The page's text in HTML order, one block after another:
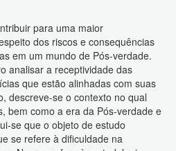
para uma maior
dos riscos e consequências
em um mundo de Pós-verdade.
analisar a receptividade das
que estão alinhadas com suas
descreve-se o contexto no qual
bem como a era da Pós-verdade e
se que o objeto de estudo
se refere à dificuldade na